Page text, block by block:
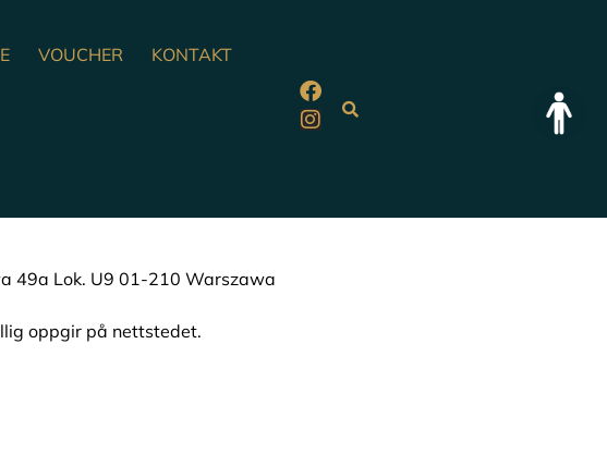
VOUCHER KONTAKT
49a Lok. U9 01-210 Warszawa
oppgir på nettstedet.